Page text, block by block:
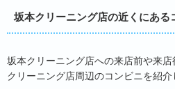
坂本クリーニング店の近くにある
坂本クリーニング店への来店前や来
クリーニング店周辺のコンビニを紹介